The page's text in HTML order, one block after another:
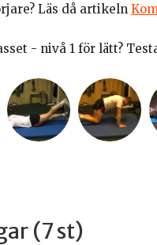
Läs då artikeln
- nivå 1 för lätt?
(7 st)